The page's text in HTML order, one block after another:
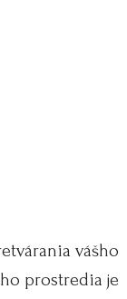
vášho
prostredia je